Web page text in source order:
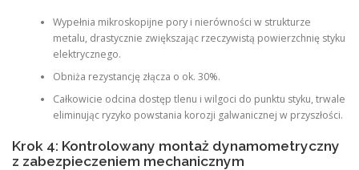
Wypełnia mikroskopijne pory i nierówności w strukturze
metalu, drastycznie zwiększając rzeczywistą powierzchnię styku
elektrycznego.
Obniża rezystancję złącza o ok. 30%.
Całkowicie odcina dostęp tlenu i wilgoci do punktu styku, trwale
eliminując ryzyko powstania korozji galwanicznej w przyszłości.
Krok 4: Kontrolowany montaż dynamometryczny
z zabezpieczeniem mechanicznym